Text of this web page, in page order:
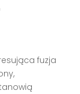
fuzja